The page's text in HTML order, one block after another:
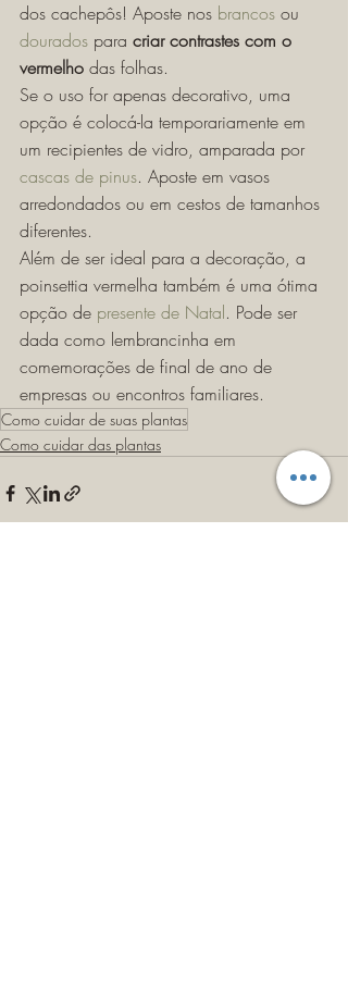
dos cachepôs! Aposte nos brancos ou
dourados para criar contrastes com o
vermelho das folhas.
Se o uso for apenas decorativo, uma
opção é colocá-la temporariamente em
um recipientes de vidro, amparada por
cascas de pinus. Aposte em vasos
arredondados ou em cestos de tamanhos
diferentes.
Além de ser ideal para a decoração, a
poinsettia vermelha também é uma ótima
opção de presente de Natal. Pode ser
dada como lembrancinha em
comemorações de final de ano de
empresas ou encontros familiares.
Como cuidar de suas plantas
Como cuidar das plantas